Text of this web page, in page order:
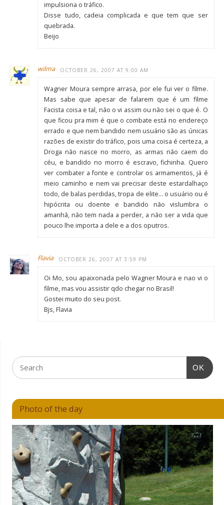
impulsiona o tráfico.
Disse tudo, cadeia complicada e que tem que ser
quebrada.
Beijo
wilma OCTOBER 26, 2007 AT 9:00 AM
Wagner Moura sempre arrasa, por ele fui ver o filme.
Mas sabe que apesar de falarem que é um filme
Facista coisa e tal, não o vi assim ou não sei o que é. O
que ficou pra mim é que o combate está no endereço
errado e que nem bandido nem usuário são as únicas
razões de existir do tráfico, pois uma coisa é certeza, a
Droga não nasce no morro, as armas não caem do
céu, e bandido no morro é escravo, fichinha. Quero
ver combater a fonte e controlar os armamentos, já é
meio caminho e nem vai precisar deste estardalhaço
todo, de balas perdidas, tropa de elite… o usuário ou é
hipócrita ou doente e bandido não vislumbra o
amanhã, não tem nada a perder, a não ser a vida que
pouco lhe importa a dele e a dos oputros.
Flavia OCTOBER 26, 2007 AT 3:59 PM
Oi Mo, sou apaixonada pelo Wagner Moura e nao vi o
filme, mas vou assistir qdo chegar no Brasil!
Gostei muito do seu post.
Bjs, Flavia
OK
Photo of the day